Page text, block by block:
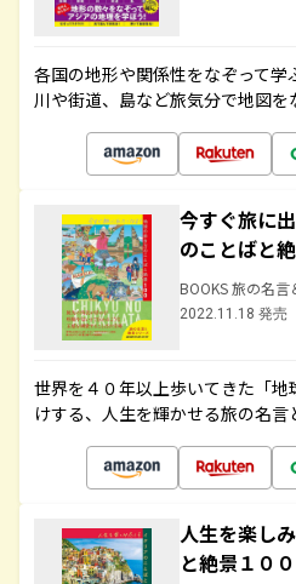
各国の地形や関係性をなぞって学
川や街道、島など旅気分で地図を
今すぐ旅に
のことばと
BOOKS 旅の名言
2022.11.18 発売
世界を４０年以上歩いてきた「
けする、人生を輝かせる旅の名言
人生を楽し
と絶景１００